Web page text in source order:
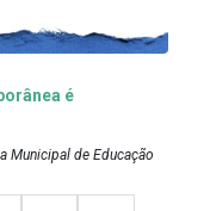
é
Municipal de Educação